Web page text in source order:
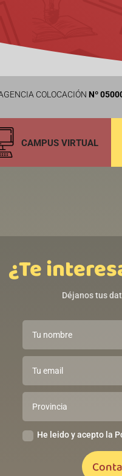
COLOCACIÓN Nº
CAMPUS VIRTUAL
¿Te
Déjanos tus
He leido y acepto la